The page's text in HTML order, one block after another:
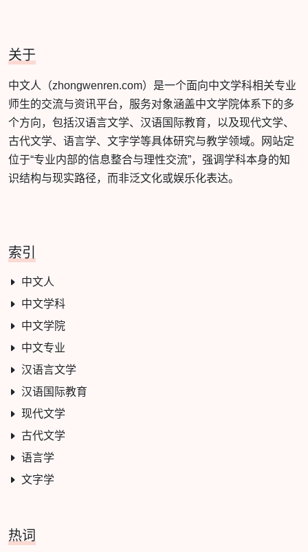
关于
中文人（zhongwenren.com）是一个面向中文学科相关专业
师生的交流与资讯平台，服务对象涵盖中文学院体系下的多
个方向，包括汉语言文学、汉语国际教育，以及现代文学、
古代文学、语言学、文字学等具体研究与教学领域。网站定
位于“专业内部的信息整合与理性交流”，强调学科本身的知
识结构与现实路径，而非泛文化或娱乐化表达。
索引
中文人
中文学科
中文学院
中文专业
汉语言文学
汉语国际教育
现代文学
古代文学
语言学
文字学
热词